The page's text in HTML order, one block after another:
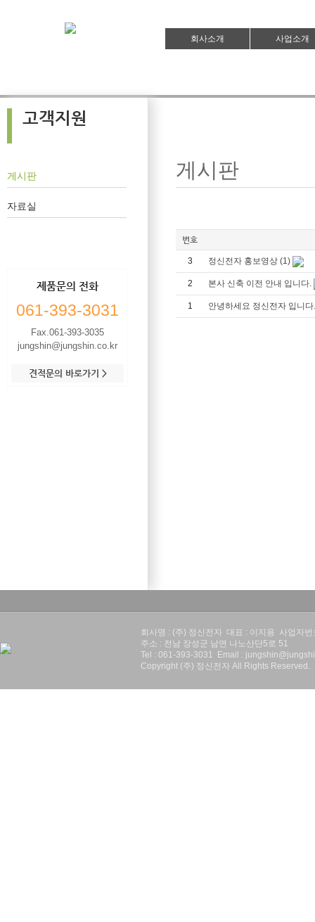
회사소개 사업소개
고객지원
게시판
자료실
제품문의 전화
061-393-3031
Fax.061-393-3035
jungshin@jungshin.co.kr
견적문의 바로가기 >
게시판
번호
3 정신전자 홍보영상 (1)
2 본사 신축 이전 안내 입니다.
1 안녕하세요 정신전자 입니다.
회사명 : (주) 정신전자 대표 : 이지용 사업자
주소 : 전남 장성군 남면 나노산단5로 51
Tel : 061-393-3031 Email :
Copyright (주) 정신전자 All Rights